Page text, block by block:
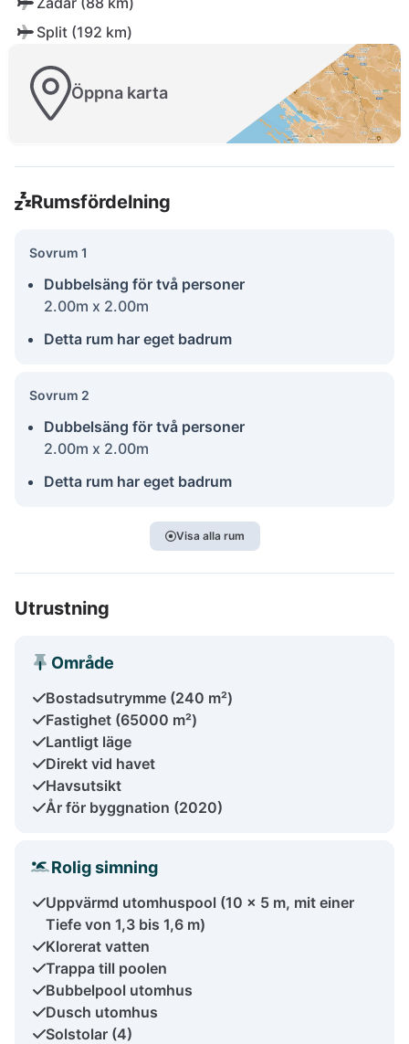
Split (192 km)
Öppna karta
Rumsfördelning
Sovrum 1
Dubbelsäng för två personer
2.00m x 2.00m
Detta rum har eget badrum
Sovrum 2
Dubbelsäng för två personer
2.00m x 2.00m
Detta rum har eget badrum
Visa alla rum
Utrustning
Område
Bostadsutrymme (240 m²)
Fastighet (65000 m²)
Lantligt läge
Direkt vid havet
Havsutsikt
År för byggnation (2020)
Rolig simning
Uppvärmd utomhuspool (10 x 5 m, mit einer
Tiefe von 1,3 bis 1,6 m)
Klorerat vatten
Trappa till poolen
Bubbelpool utomhus
Dusch utomhus
Solstolar (4)